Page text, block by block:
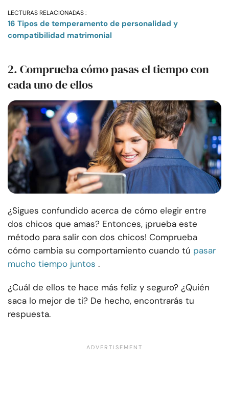
LECTURAS RELACIONADAS :
16 Tipos de temperamento de personalidad y
compatibilidad matrimonial
2. Comprueba cómo pasas el tiempo con
cada uno de ellos
¿Sigues confundido acerca de cómo elegir entre
dos chicos que amas? Entonces, ¡prueba este
método para salir con dos chicos! Comprueba
cómo cambia su comportamiento cuando tú pasar
mucho tiempo juntos .
¿Cuál de ellos te hace más feliz y seguro? ¿Quién
saca lo mejor de ti? De hecho, encontrarás tu
respuesta.